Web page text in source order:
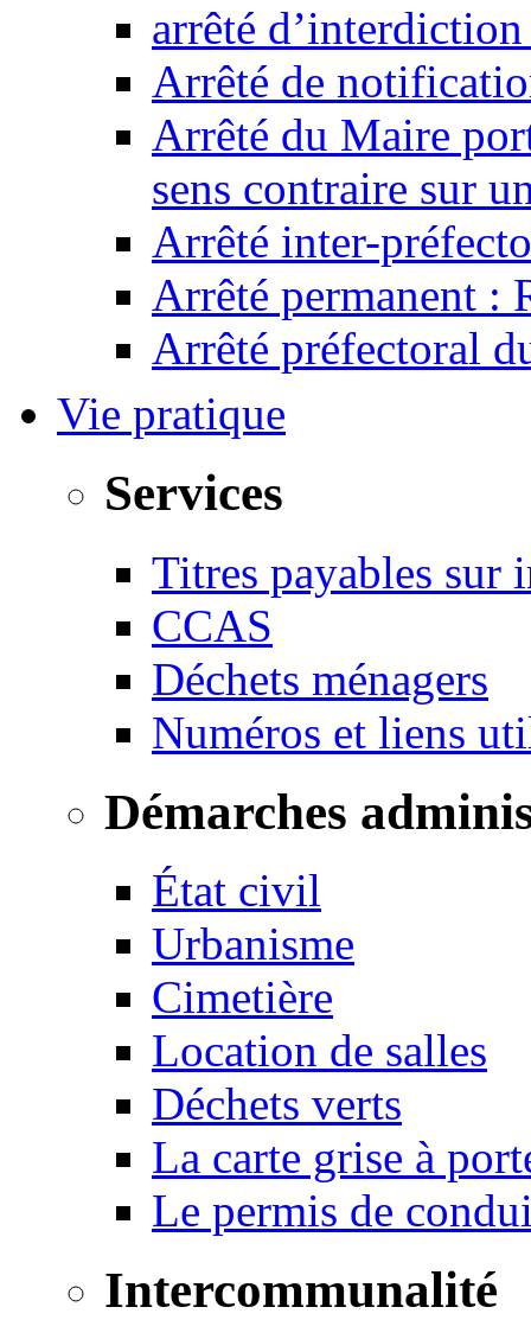
arrêté
Arrêté de
Arrêté du Maire
sens contraire sur
Arrêté inter-
Arrêté permanent :
Arrêté préfectoral
Vie pratique
Services
Titres payables sur
CCAS
Déchets ménagers
Numéros et liens
Démarches
État civil
Urbanisme
Cimetière
Location de salles
Déchets verts
La carte grise à
Le permis de
Intercommunalité